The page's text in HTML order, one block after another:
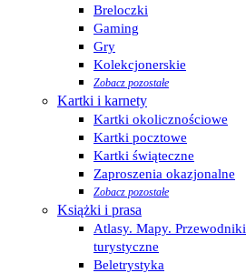
Breloczki
Gaming
Gry
Kolekcjonerskie
Zobacz pozostałe
Kartki i karnety
Kartki okolicznościowe
Kartki pocztowe
Kartki świąteczne
Zaproszenia okazjonalne
Zobacz pozostałe
Książki i prasa
Atlasy. Mapy. Przewodniki
turystyczne
Beletrystyka